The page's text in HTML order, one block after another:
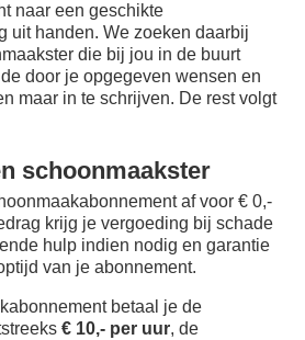
naar een geschikte
uit handen. We zoeken daarbij
die bij jou in de buurt
door je opgegeven wensen en
maar in te schrijven. De rest volgt
schoonmaakster
af voor € 0,-
krijg je vergoeding bij schade
hulp indien nodig en garantie
van je abonnement.
betaal je de
€ 10,- per uur, de